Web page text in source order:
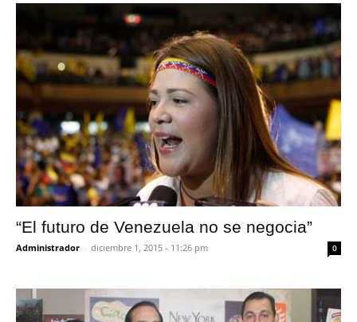
“El futuro de Venezuela no se negocia”
Administrador - diciembre 1, 2015 - 11:26 pm 0